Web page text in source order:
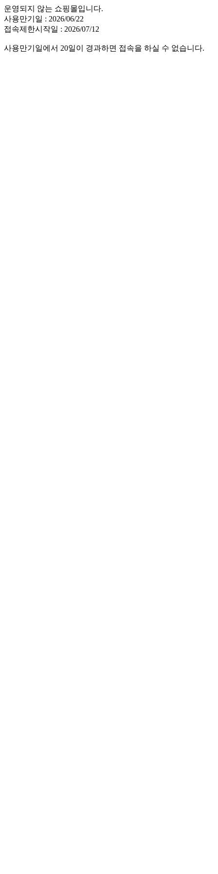
운영되지 않는 쇼핑몰입니다.
사용만기일 : 2026/06/22
접속제한시작일 : 2026/07/12
사용만기일에서 20일이 경과하면 접속을 하실 수 없습니다.